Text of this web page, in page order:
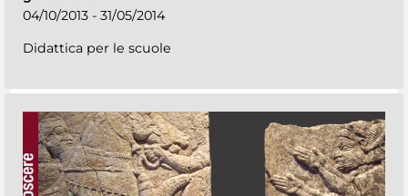
04/10/2013 - 31/05/2014
Didattica per le scuole